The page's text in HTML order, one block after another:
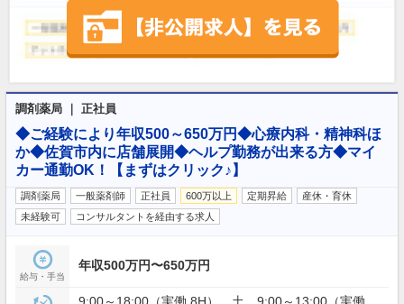
調剤薬局 ｜ 正社員
◆ご経験により年収500～650万円◆心療内科・精神科ほ
か◆佐賀市内に店舗展開◆ヘルプ勤務が出来る方◆マイ
カー通勤OK！【まずはクリック♪】
調剤薬局 一般薬剤師 正社員 600万以上 定期昇給
産休・育休
未経験可
コンサルタントを経由する求人
給与・手当
年収500万円〜650万円
9:00～18:00（実働 8H） 土 9:00～13:00（実働